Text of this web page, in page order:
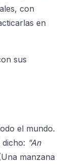
con
en
sus
el mundo.
"An
manzana